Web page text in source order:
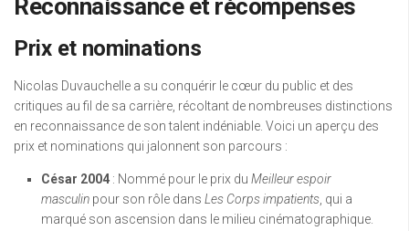
Reconnaissance et récompenses
Prix et nominations
Nicolas Duvauchelle a su conquérir le cœur du public et des
critiques au fil de sa carrière, récoltant de nombreuses distinctions
en reconnaissance de son talent indéniable. Voici un aperçu des
prix et nominations qui jalonnent son parcours :
César 2004 : Nommé pour le prix du Meilleur espoir
masculin pour son rôle dans Les Corps impatients, qui a
marqué son ascension dans le milieu cinématographique.